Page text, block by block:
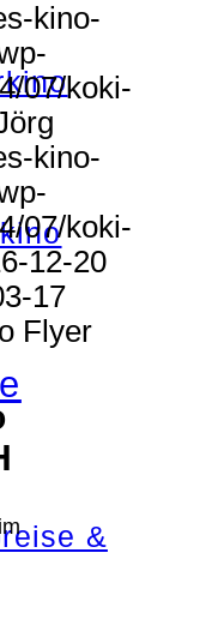
&
kino-
07/koki-
kino-
07/koki-
12-20
17
Flyer